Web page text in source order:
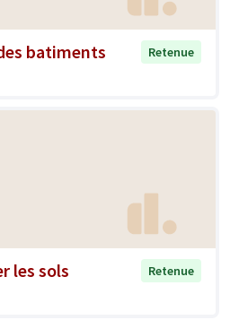
batiments
Retenue
les sols
Retenue